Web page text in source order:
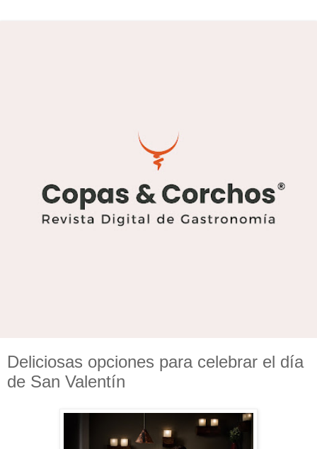
Deliciosas opciones para celebrar el día
de San Valentín